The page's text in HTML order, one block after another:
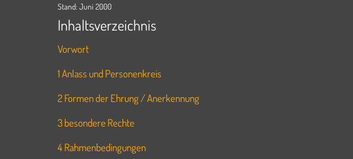
Stand: Juni 2000
Inhaltsverzeichnis
Vorwort
1 Anlass und Personenkreis
2 Formen der Ehrung / Anerkennung
3 besondere Rechte
4 Rahmenbedingungen